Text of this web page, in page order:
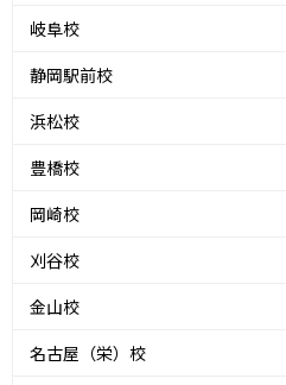
岐阜校
静岡駅前校
浜松校
豊橋校
岡崎校
刈谷校
金山校
名古屋（栄）校